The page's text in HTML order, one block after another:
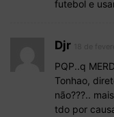
futebol e
Djr
PQP..q
Tonhao,
não???..
tdo por